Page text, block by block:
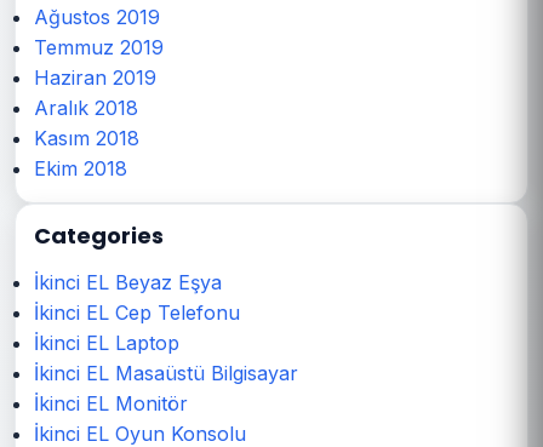
Ağustos 2019
Temmuz 2019
Haziran 2019
Aralık 2018
Kasım 2018
Ekim 2018
Categories
İkinci EL Beyaz Eşya
İkinci EL Cep Telefonu
İkinci EL Laptop
İkinci EL Masaüstü Bilgisayar
İkinci EL Monitör
İkinci EL Oyun Konsolu